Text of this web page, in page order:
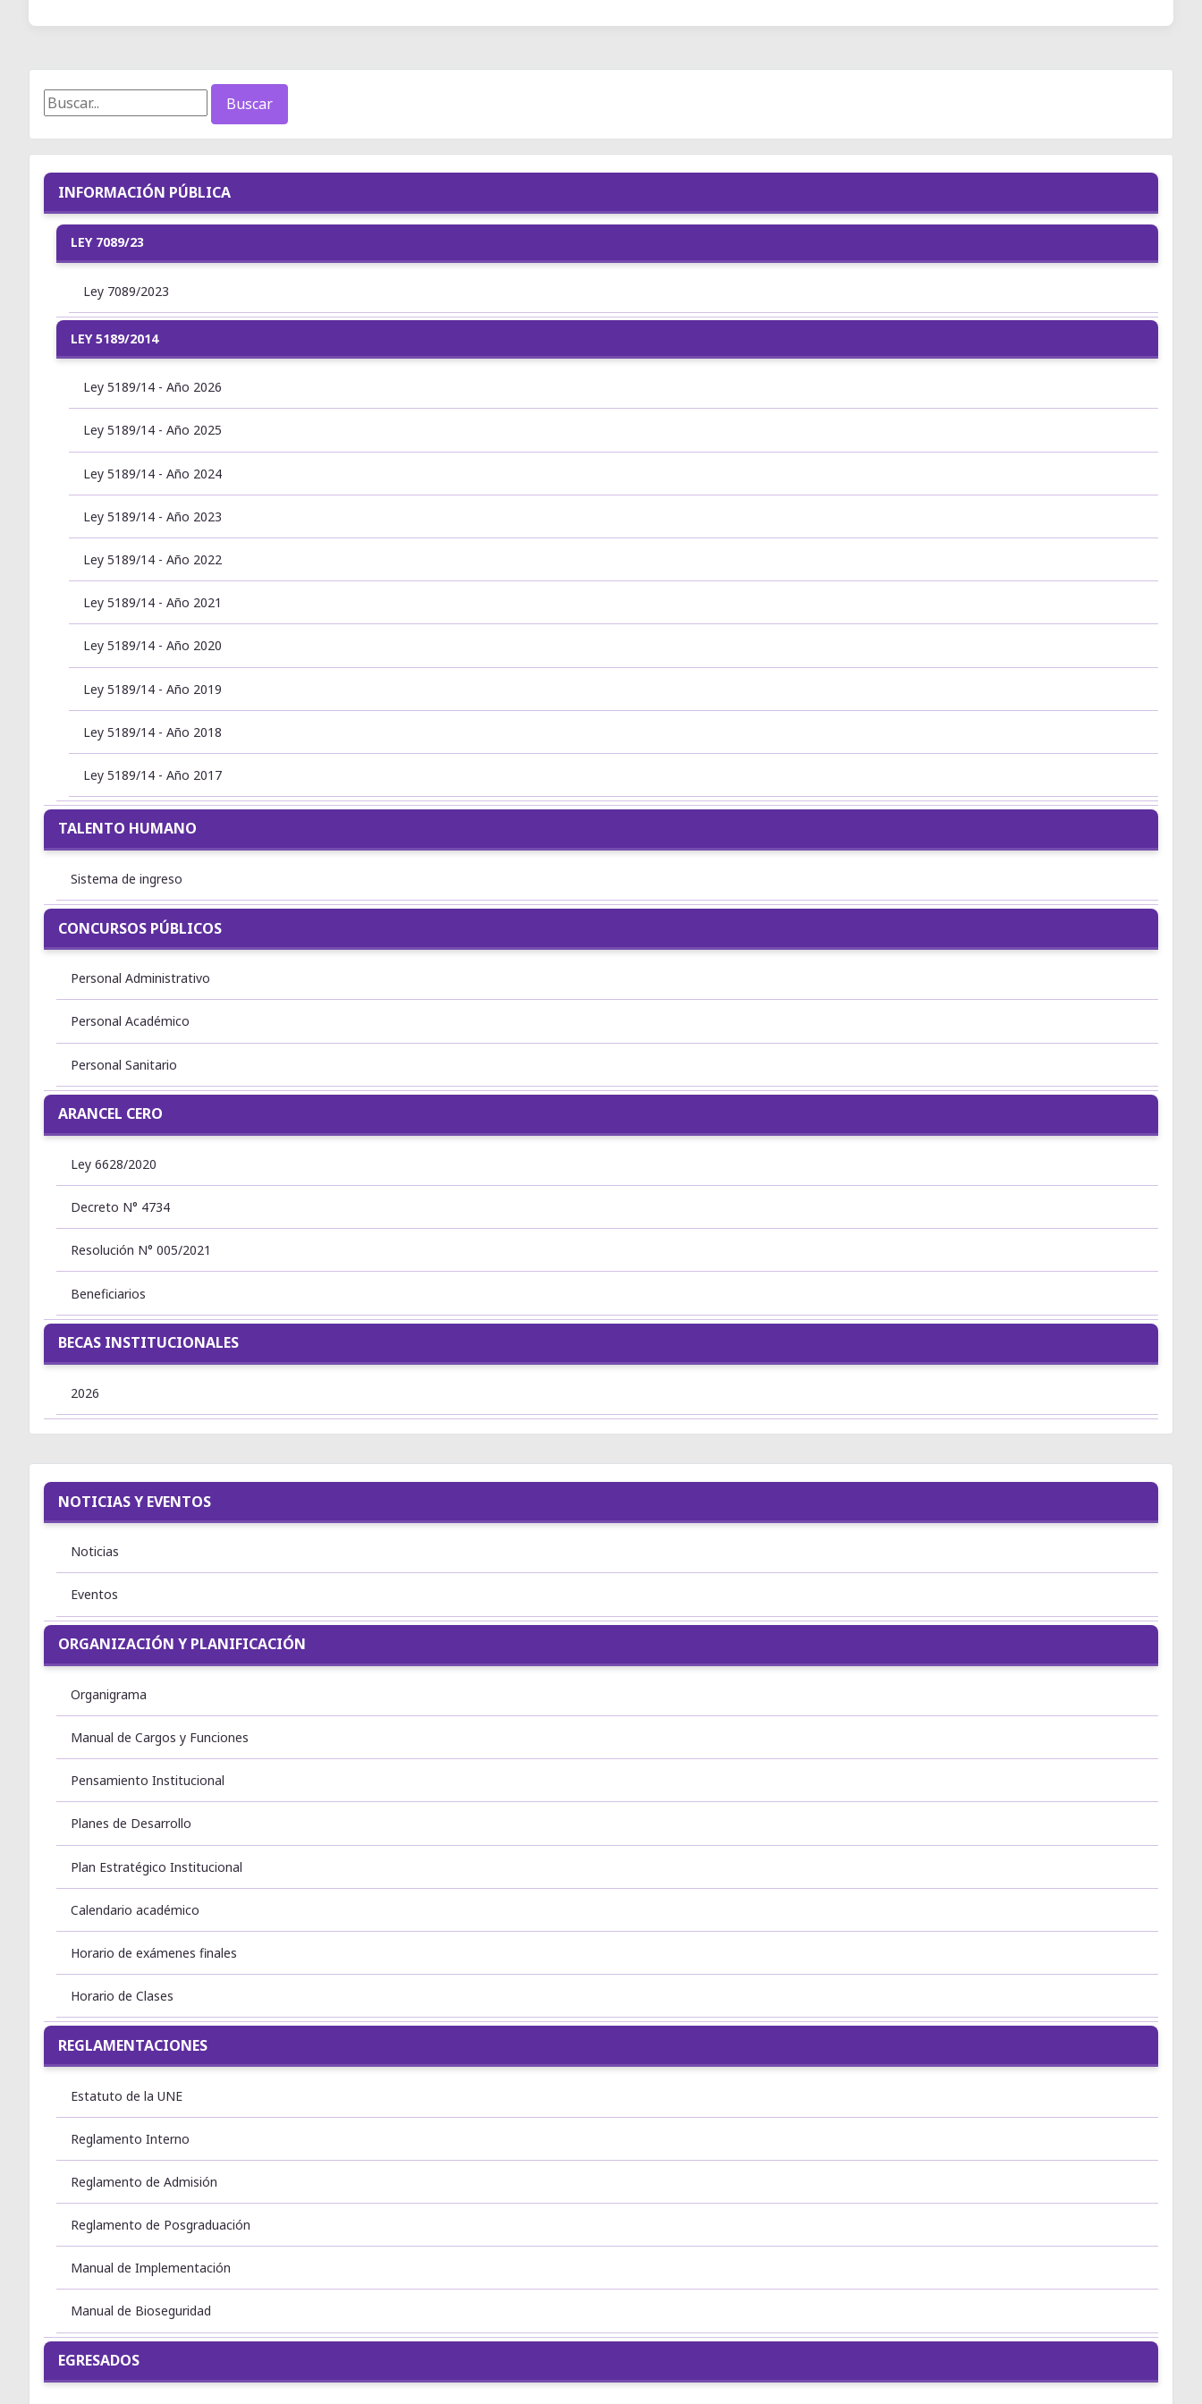
NOTICIAS Y EVENTOS
Noticias
Eventos
ORGANIZACIÓN Y PLANIFICACIÓN
Organigrama
Manual de Cargos y Funciones
Pensamiento Institucional
Planes de Desarrollo
Plan Estratégico Institucional
Calendario académico
Horario de exámenes finales
Horario de Clases
REGLAMENTACIONES
Estatuto de la UNE
Reglamento Interno
Reglamento de Admisión
Reglamento de Posgraduación
Manual de Implementación
Manual de Bioseguridad
EGRESADOS
Buscar
INFORMACIÓN PÚBLICA
LEY 7089/23
Ley 7089/2023
LEY 5189/2014
Ley 5189/14 - Año 2026
Ley 5189/14 - Año 2025
Ley 5189/14 - Año 2024
Ley 5189/14 - Año 2023
Ley 5189/14 - Año 2022
Ley 5189/14 - Año 2021
Ley 5189/14 - Año 2020
Ley 5189/14 - Año 2019
Ley 5189/14 - Año 2018
Ley 5189/14 - Año 2017
TALENTO HUMANO
Sistema de ingreso
CONCURSOS PÚBLICOS
Personal Administrativo
Personal Académico
Personal Sanitario
ARANCEL CERO
Ley 6628/2020
Decreto N° 4734
Resolución N° 005/2021
Beneficiarios
BECAS INSTITUCIONALES
2026